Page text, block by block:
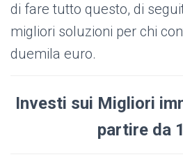
di fare tutto questo, di
migliori soluzioni per chi
duemila euro.
Investi sui Migliori
partire da